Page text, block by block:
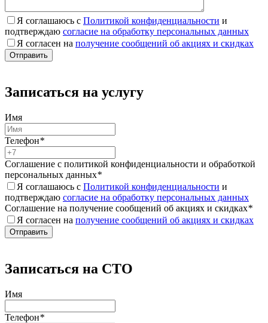
Я соглашаюсь с Политикой конфиденциальности и
подтверждаю согласие на обработку персональных данных
Я согласен на получение сообщений об акциях и скидках
Записаться на услугу
Имя
Телефон*
Соглашение с политикой конфиденциальности и обработкой
персональных данных*
Я соглашаюсь с Политикой конфиденциальности и
подтверждаю согласие на обработку персональных данных
Соглашение на получение сообщений об акциях и скидках*
Я согласен на получение сообщений об акциях и скидках
Записаться на СТО
Имя
Телефон*